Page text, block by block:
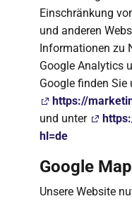
Einschränkung
und anderen
Informationen zu
Google Analytics
Google finden Sie
https://
und unter
hl=de
Google
Unsere Website